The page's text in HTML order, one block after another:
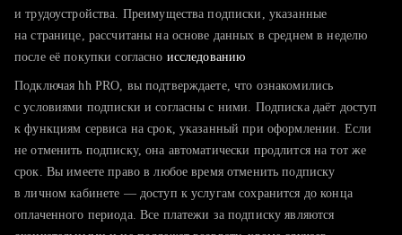
тратите много времени на поиск и вручную поднимаете
хотите сравнить себя с конкурентами и оценить шансы
и трудоустройства. Преимущества подписки, указанные
на странице, рассчитаны на основе данных в среднем в неделю
после её покупки согласно исследованию
Подключая hh PRO, вы подтверждаете, что ознакомились
с условиями подписки и согласны с ними. Подписка даёт доступ
к функциям сервиса на срок, указанный при оформлении. Если
не отменить подписку, она автоматически продлится на тот же
срок. Вы имеете право в любое время отменить подписку
в личном кабинете — доступ к услугам сохранится до конца
оплаченного периода. Все платежи за подписку являются